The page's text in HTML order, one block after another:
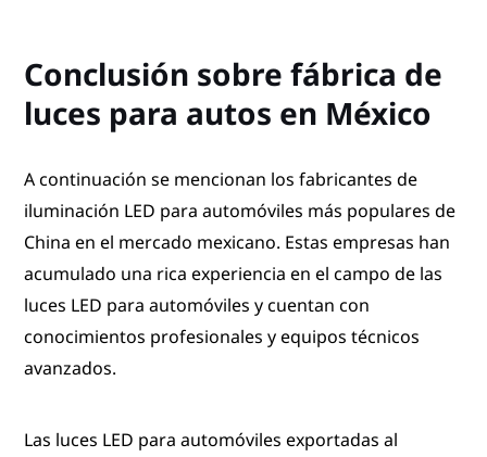
Conclusión sobre fábrica de
luces para autos en México
A continuación se mencionan los fabricantes de
iluminación LED para automóviles más populares de
China en el mercado mexicano. Estas empresas han
acumulado una rica experiencia en el campo de las
luces LED para automóviles y cuentan con
conocimientos profesionales y equipos técnicos
avanzados.
Las luces LED para automóviles exportadas al